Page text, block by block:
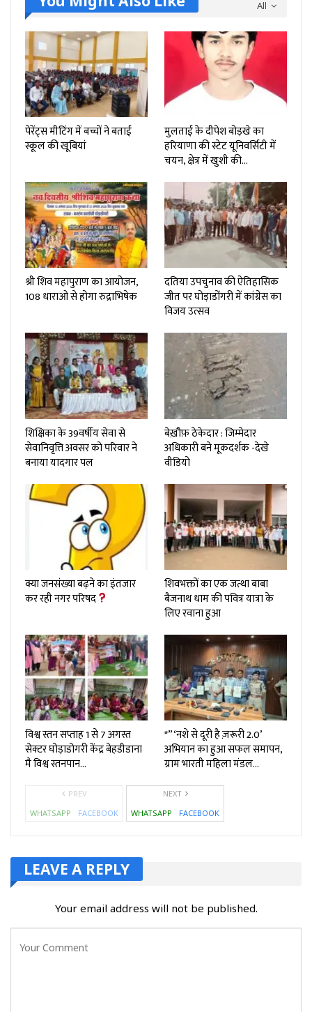
All
पेरेंट्स मीटिंग में बच्चों ने बताई
स्कूल की खूबियां
मुलताई के दीपेश बोड़खे का
हरियाणा की स्टेट यूनिवर्सिटी में
चयन, क्षेत्र में खुशी की…
श्री शिव महापुराण का आयोजन,
108 धाराओ से होगा रुद्राभिषेक
दतिया उपचुनाव की ऐतिहासिक
जीत पर घोड़ाडोंगरी में कांग्रेस का
विजय उत्सव
शिक्षिका के 39वर्षीय सेवा से
सेवानिवृत्ति अवसर को परिवार ने
बनाया यादगार पल
बेख़ौफ़ ठेकेदार : जिम्मेदार
अधिकारी बने मूकदर्शक -देखे
वीडियो
क्या जनसंख्या बढ़ने का इंतजार
कर रही नगर परिषद
शिवभक्तों का एक जत्था बाबा
बैजनाथ धाम की पवित्र यात्रा के
लिए रवाना हुआ
विश्व स्तन सप्ताह 1 से 7 अगस्त
सेक्टर घोड़ाडोगरी केंद्र बेहडीडाना
मै विश्व स्तनपान…
*”‘नशे से दूरी है ज़रूरी 2.0’
अभियान का हुआ सफल समापन,
ग्राम भारती महिला मंडल…
PREV
WHATSAPP
FACEBOOK
NEXT
WHATSAPP
FACEBOOK
LEAVE A REPLY
Your email address will not be published.